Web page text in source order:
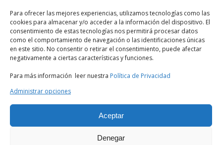
Para ofrecer las mejores experiencias, utilizamos tecnologías como las
cookies para almacenar y/o acceder a la información del dispositivo. El
consentimiento de estas tecnologías nos permitirá procesar datos
como el comportamiento de navegación o las identificaciones únicas
en este sitio. No consentir o retirar el consentimiento, puede afectar
negativamente a ciertas características y funciones.
Para más información leer nuestra Política de Privacidad
Administrar opciones
Aceptar
Denegar